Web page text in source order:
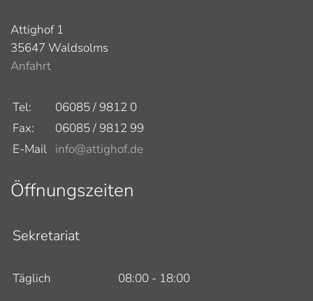
Attighof 1
35647 Waldsolms
Anfahrt
Tel:
06085 / 9812 0
Fax:
06085 / 9812 99
E-Mail info@attighof.de
Öffnungszeiten
Sekretariat
Täglich 08:00 - 18:00